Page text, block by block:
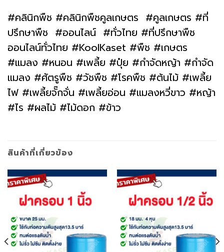
#คลินิกพืช #คลินิกพืชคูลเกษตร #คูลเกษตร #ที่
ปรึกษาพืช #ออนไลน์ #ทั่วไทย #ที่ปรึกษาพืช
ออนไลน์ทั่วไทย #KoolKaset #พืช #เกษตร
#แมลง #หนอน #เพลี้ย #ปุ๋ย #กำจัดหญ้า #กำจัด
แมลง #ศัตรูพืช #วัชพืช #โรคพืช #ต้นไม้ #เพลี้ย
ไฟ #เพลี้ยจั๊กจั่น #เพลี้ยอ่อน #แมลงหวี่ขาว #หญ้า
#ไร #ผลไม้ #ไม้ดอก #ข้าว
สินค้าที่เกี่ยวข้อง